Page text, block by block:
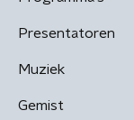
Presentatoren
Muziek
Gemist